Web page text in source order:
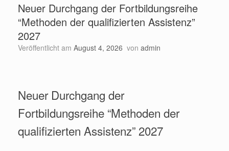
Neuer Durchgang der Fortbildungsreihe
“Methoden der qualifizierten Assistenz”
2027
Veröffentlicht am August 4, 2026 von admin
Neuer Durchgang der
Fortbildungsreihe “Methoden der
qualifizierten Assistenz” 2027